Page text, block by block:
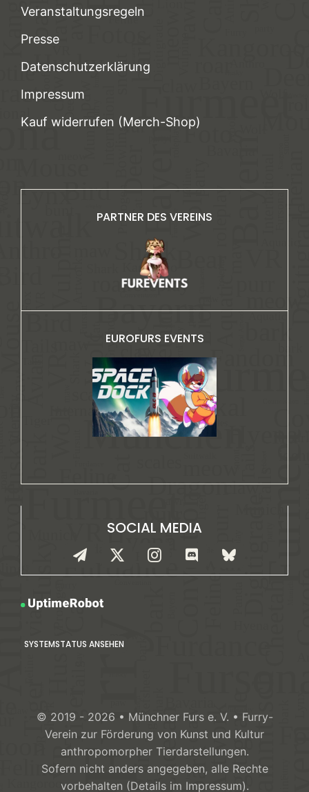
Veranstaltungsregeln
Presse
Datenschutzerklärung
Impressum
Kauf widerrufen (Merch-Shop)
PARTNER DES VEREINS
EUROFURS EVENTS
SOCIAL MEDIA
SYSTEMSTATUS ANSEHEN
© 2019 - 2026 • Münchner Furs e. V. • Furry-
Verein zur Förderung von Kunst und Kultur
anthropomorpher Tierdarstellungen.
Sofern nicht anders angegeben, alle Rechte
vorbehalten (Details im Impressum).